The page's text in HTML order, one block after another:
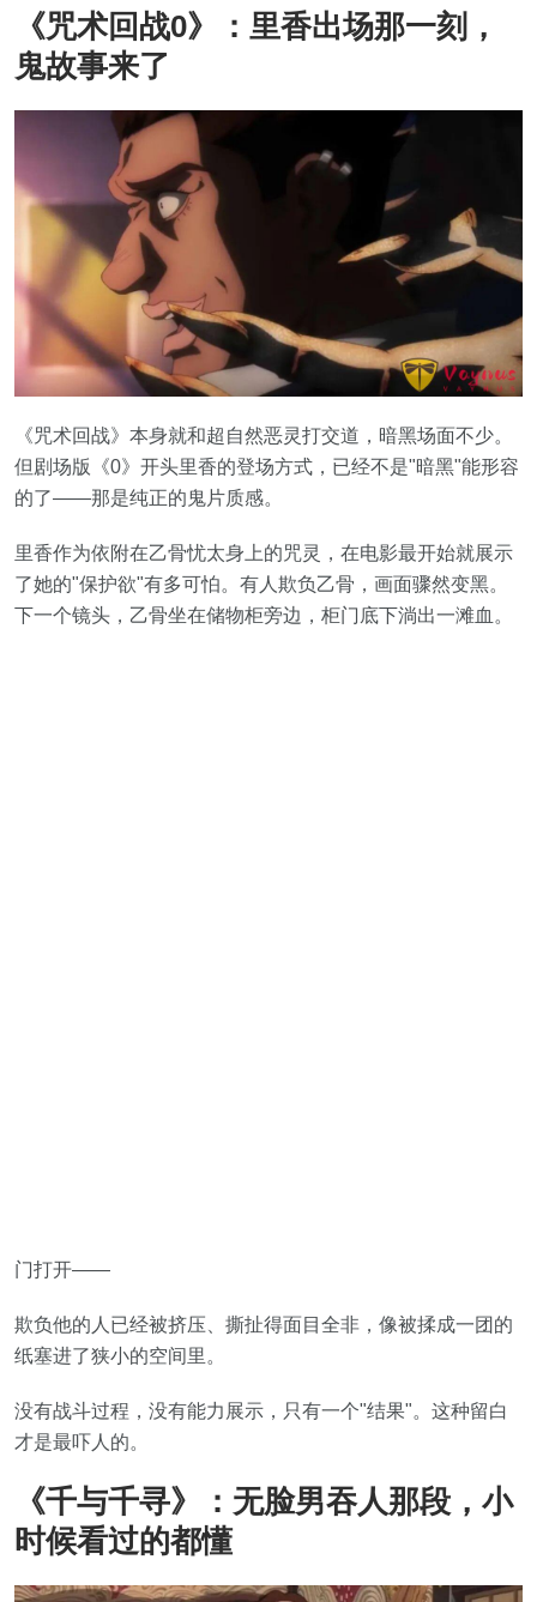
《咒术回战0》：里香出场那一刻，
鬼故事来了
《咒术回战》本身就和超自然恶灵打交道，暗黑场面不少。
但剧场版《0》开头里香的登场方式，已经不是"暗黑"能形容
的了——那是纯正的鬼片质感。
里香作为依附在乙骨忧太身上的咒灵，在电影最开始就展示
了她的"保护欲"有多可怕。有人欺负乙骨，画面骤然变黑。
下一个镜头，乙骨坐在储物柜旁边，柜门底下淌出一滩血。
门打开——
欺负他的人已经被挤压、撕扯得面目全非，像被揉成一团的
纸塞进了狭小的空间里。
没有战斗过程，没有能力展示，只有一个"结果"。这种留白
才是最吓人的。
《千与千寻》：无脸男吞人那段，小
时候看过的都懂